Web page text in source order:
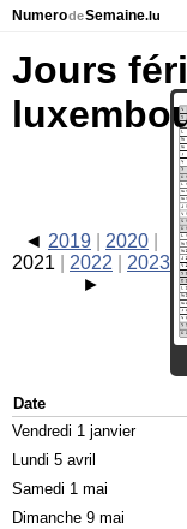
NumerodeSemaine.lu
Calendrier avec jours
À propos de
Confidentialité et
Jours
2019
2020
2021
2022 2023
Date
Vendredi 1 janvier
Lundi 5 avril
Samedi 1 mai
Dimanche 9 mai